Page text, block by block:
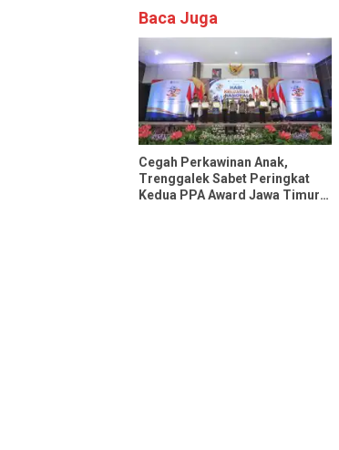
Baca Juga
Cegah Perkawinan Anak,
Trenggalek Sabet Peringkat
Kedua PPA Award Jawa Timur